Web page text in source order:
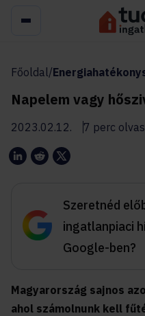
Főoldal/
Napelem vagy
2023.02.12. 7 perc
Szeretnéd
ingatlanpiaci
Google-ben?
Magyarország sajnos
ahol számolnunk kell